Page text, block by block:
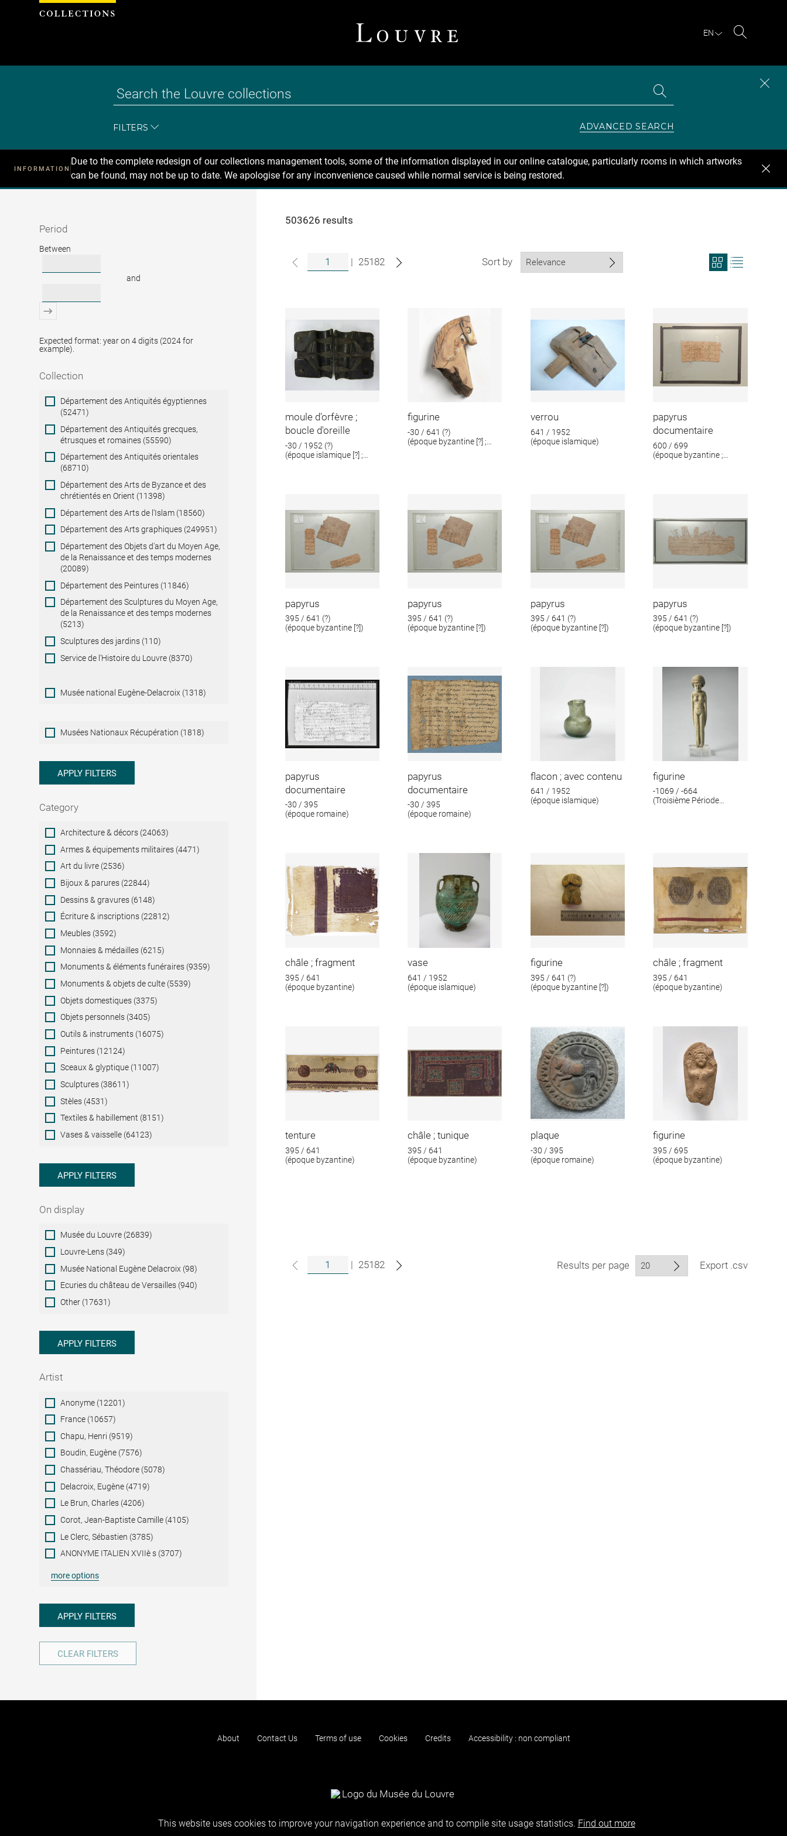
EN
FILTERS ADVANCED SEARCH
INFORMATION
Due to the complete redesign of our collections management tools, some of the information displayed in our online catalogue, particularly rooms in which artworks
can be found, may not be up to date. We apologise for any inconvenience caused while normal service is being restored.
Recherche
Period
Period
Between
and
Expected format: year on 4 digits (2024 for
example).
Collection
Collection
Département des Antiquités égyptiennes
(52471)
Département des Antiquités grecques,
étrusques et romaines (55590)
Département des Antiquités orientales
(68710)
Département des Arts de Byzance et des
chrétientés en Orient (11398)
Département des Arts de l'Islam (18560)
Département des Arts graphiques (249951)
Département des Objets d'art du Moyen Age,
de la Renaissance et des temps modernes
(20089)
Département des Peintures (11846)
Département des Sculptures du Moyen Age,
de la Renaissance et des temps modernes
(5213)
Sculptures des jardins (110)
Service de l'Histoire du Louvre (8370)
Musée national Eugène-Delacroix (1318)
Musées
Nationaux
Musées Nationaux Récupération (1818)
APPLY FILTERS
Category
Category
Architecture & décors (24063)
Armes & équipements militaires (4471)
Art du livre (2536)
Bijoux & parures (22844)
Dessins & gravures (6148)
Écriture & inscriptions (22812)
Meubles (3592)
Monnaies & médailles (6215)
Monuments & éléments funéraires (9359)
Monuments & objets de culte (5539)
Objets domestiques (3375)
Objets personnels (3405)
Outils & instruments (16075)
Peintures (12124)
Sceaux & glyptique (11007)
Sculptures (38611)
Stèles (4531)
Textiles & habillement (8151)
Vases & vaisselle (64123)
APPLY FILTERS
On display
On
display
Musée du Louvre (26839)
Louvre-Lens (349)
Musée National Eugène Delacroix (98)
Ecuries du château de Versailles (940)
Other (17631)
APPLY FILTERS
Artist
ArtistAnonyme (12201)
France (10657)
Chapu, Henri (9519)
Boudin, Eugène (7576)
Chassériau, Théodore (5078)
Delacroix, Eugène (4719)
Le Brun, Charles (4206)
Corot, Jean-Baptiste Camille (4105)
Le Clerc, Sébastien (3785)
ANONYME ITALIEN XVIIè s (3707)
more options
APPLY FILTERS
CLEAR FILTERS
503626 results
| 25182 Sort by
View
search
moule d'orfèvre ;
boucle d'oreille
-30 / 1952 (?)
(époque islamique [?] ;
figurine
-30 / 641 (?)
(époque byzantine [?] ;
verrou
641 / 1952
(époque islamique)
papyrus
documentaire
600 / 699
(époque byzantine ;
papyrus
395 / 641 (?)
(époque byzantine [?])
papyrus
395 / 641 (?)
(époque byzantine [?])
papyrus
395 / 641 (?)
(époque byzantine [?])
papyrus
395 / 641 (?)
(époque byzantine [?])
papyrus
documentaire
-30 / 395
(époque romaine)
papyrus
documentaire
-30 / 395
(époque romaine)
flacon ; avec contenu
641 / 1952
(époque islamique)
figurine
-1069 / -664
(Troisième Période
châle ; fragment
395 / 641
(époque byzantine)
vase
641 / 1952
(époque islamique)
figurine
395 / 641 (?)
(époque byzantine [?])
châle ; fragment
395 / 641
(époque byzantine)
tenture
395 / 641
(époque byzantine)
châle ; tunique
395 / 641
(époque byzantine)
plaque
-30 / 395
(époque romaine)
figurine
395 / 695
(époque byzantine)
| 25182 Results per page Export .csv
About Contact Us Terms of use Cookies Credits Accessibility : non compliant
Cookies management panel
This website uses cookies to improve your navigation experience and to compile site usage statistics. Find out more